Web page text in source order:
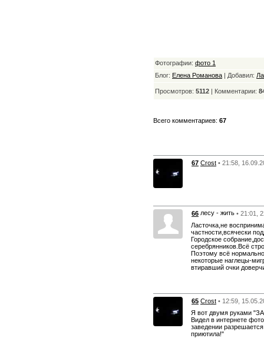
Фотографии: фото 1
Блог: Елена Романова | Добавил:
Просмотров: 5112 | Комментарии:
Всего комментариев: 67
67 Crost • 21:58,
66 лесу - жить • 21:01,
Ласточка,не
частности,всячески
Городское
серебрянников.Всё
Поэтому всё
некоторые наглецы-
втиравший очки
65 Crost • 12:59,
Я вот двумя руками
Видел в интернете
заведении
приютила!"